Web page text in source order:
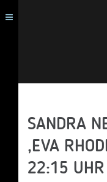
SANDRA
‚EVA
22:15 UHR